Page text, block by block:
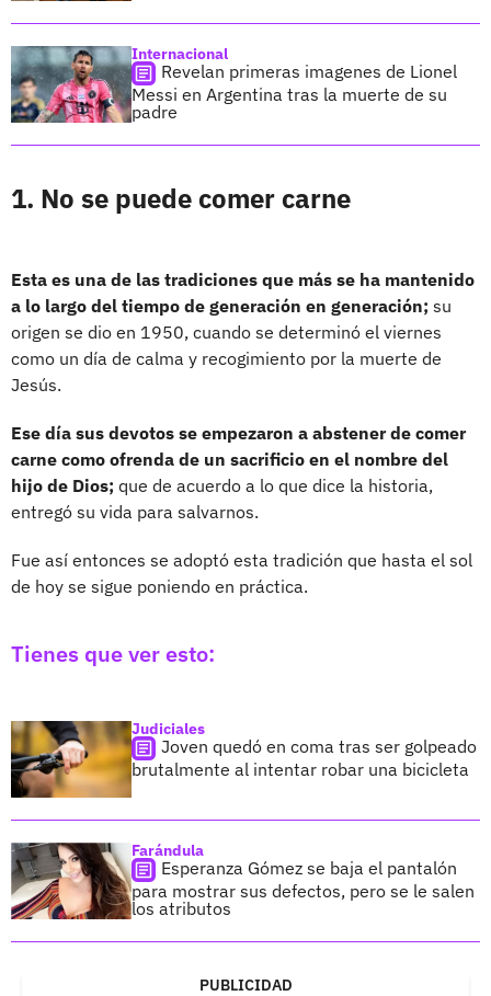
Internacional
Revelan primeras imagenes de Lionel
Messi en Argentina tras la muerte de su
padre
1. No se puede comer carne
Esta es una de las tradiciones que más se ha mantenido
a lo largo del tiempo de generación en generación; su
origen se dio en 1950, cuando se determinó el viernes
como un día de calma y recogimiento por la muerte de
Jesús.
Ese día sus devotos se empezaron a abstener de comer
carne como ofrenda de un sacrificio en el nombre del
hijo de Dios; que de acuerdo a lo que dice la historia,
entregó su vida para salvarnos.
Fue así entonces se adoptó esta tradición que hasta el sol
de hoy se sigue poniendo en práctica.
Tienes que ver esto:
Judiciales
Joven quedó en coma tras ser golpeado
brutalmente al intentar robar una bicicleta
Farándula
Esperanza Gómez se baja el pantalón
para mostrar sus defectos, pero se le salen
los atributos
PUBLICIDAD